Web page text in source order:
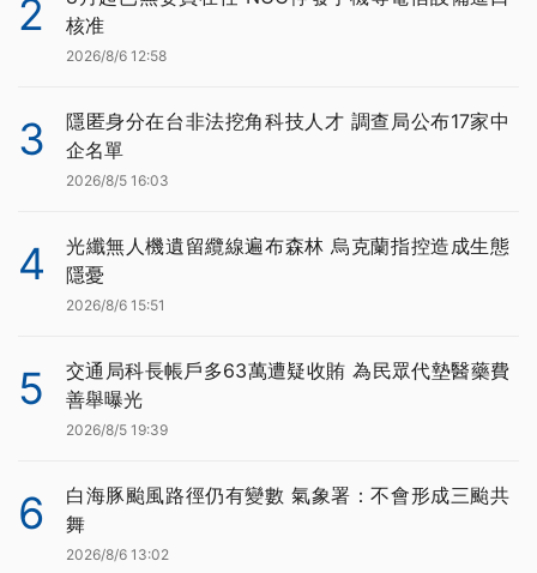
2
核准
2026/8/6 12:58
3
隱匿身分在台非法挖角科技人才 調查局公布17家中
企名單
2026/8/5 16:03
4
光纖無人機遺留纜線遍布森林 烏克蘭指控造成生態
隱憂
2026/8/6 15:51
5
交通局科長帳戶多63萬遭疑收賄 為民眾代墊醫藥費
善舉曝光
2026/8/5 19:39
6
白海豚颱風路徑仍有變數 氣象署：不會形成三颱共
舞
2026/8/6 13:02